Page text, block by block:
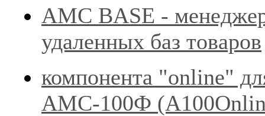
AMC BASE -
удаленных баз товаров
компонента "online"
АМС-100Ф